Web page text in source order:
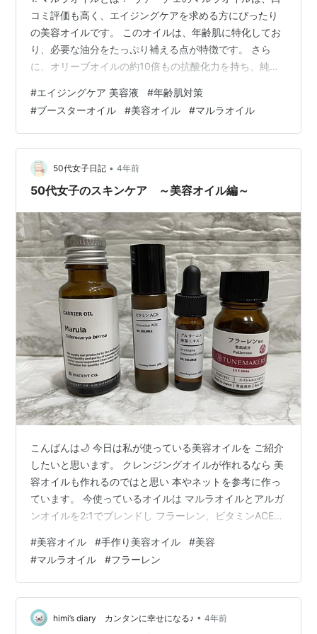
コミ評価も高く、エイジングケアを求める方にぴったり
の美容オイルです。 このオイルは、年齢肌に特化してお
り、必要な油分をたっぷり補える点が特徴です。 さら
に、オリーブオイルの約10倍もの抗酸化力を持ち、純度
います。 ビタミンEやオレイン酸といった美容成分も豊
富に配合されており、肌に優しく、しっかりとした保湿
効果を発揮します。 2. マルラオイルの効果と魅力 マルラ
オイルは、高い抗酸化力で肌を守りながら、エイジング
サインの目立ちにくい肌へと導く効果が期待できます。
特に、乾燥による肌のダメ…
#エイジングケア 美容液 #年齢肌対策
#ブースターオイル #美容オイル #マルラオイル
50代女子日記 • 4年前
50代女子のスキンケア ～美容オイル編～
こんばんは🌙 今日は私が使っている美容オイルを ご紹介
したいと思います。 クレンジングオイルが作れるなら 美
容オイルも作れるのではと思い 本やネットを参考に作っ
ています。 今使っているオイルは マルラオイルとアルガ
ンオイルを2:1でブレンドし フラーレン、ビタミンACE、
した。 1ヶ月で使い切れる分量を目安に作っています。
今の時期はクリームの代わりにスキンケアの最後に使っ
ていますが マルラオイルはベタベタせずしっとりするの
でオススメです。 マルラオイル [未精製] 20ml Marula Oil
キャリアオイル (植物油/ベースオイル…
#美容オイル #手作り美容オイル #美容
#マルラオイル #フラーレン
himi’s diary カンタンに幸せになる♪ • 4年前